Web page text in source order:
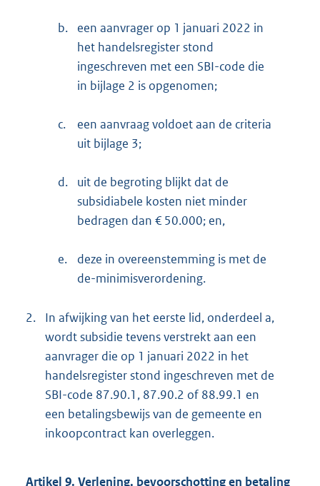
b.
een aanvrager op 1 januari 2022 in
het handelsregister stond
ingeschreven met een SBI-code die
in bijlage 2 is opgenomen;
c.
een aanvraag voldoet aan de criteria
uit bijlage 3;
d.
uit de begroting blijkt dat de
subsidiabele kosten niet minder
bedragen dan € 50.000; en,
e.
deze in overeenstemming is met de
de-minimisverordening.
2.
In afwijking van het eerste lid, onderdeel a,
wordt subsidie tevens verstrekt aan een
aanvrager die op 1 januari 2022 in het
handelsregister stond ingeschreven met de
SBI-code 87.90.1, 87.90.2 of 88.99.1 en
een betalingsbewijs van de gemeente en
inkoopcontract kan overleggen.
Artikel 9. Verlening, bevoorschotting en betaling